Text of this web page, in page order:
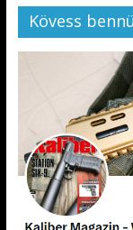
Kövess